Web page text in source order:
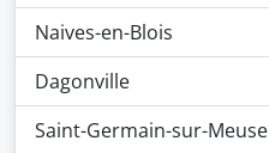
Naives-en-Blois
Dagonville
Saint-Germain-sur-Meuse